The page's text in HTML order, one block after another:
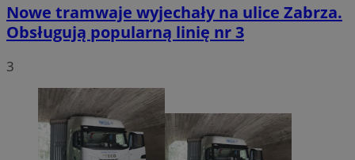
Nowe tramwaje wyjechały na ulice Zabrza.
Obsługują popularną linię nr 3
3